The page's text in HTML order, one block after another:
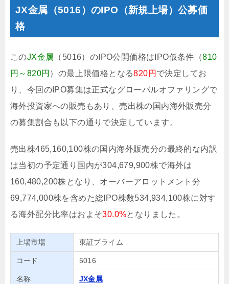
JX金属（5016）のIPO（新規上場）公募価
格
このJX金属 （5016）のIPO公開価格はIPO仮条件（810
円～820円 ）の最上限価格となる820円 で決定してお
り、今回のIPO募集は正式なグローバルオファリングで
海外投資家への販売もあり、売出株の国内海外販売分
の募集割合も以下の通りで決定しています。
売出株465,160,100株の国内海外販売分の最終的な内訳
は当初の予定通り国内が304,679,900株で海外は
160,480,200株となり、オーバーアロットメント分
69,774,000株を含めた総IPO株数534,934,100株に対す
る海外配分比率はおよそ30.0%となりました。
上場市場 東証プライム
コード 5016
名称 JX金属